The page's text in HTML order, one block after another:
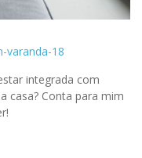
integrada com
casa? Conta para mim